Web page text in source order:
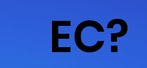
EC?